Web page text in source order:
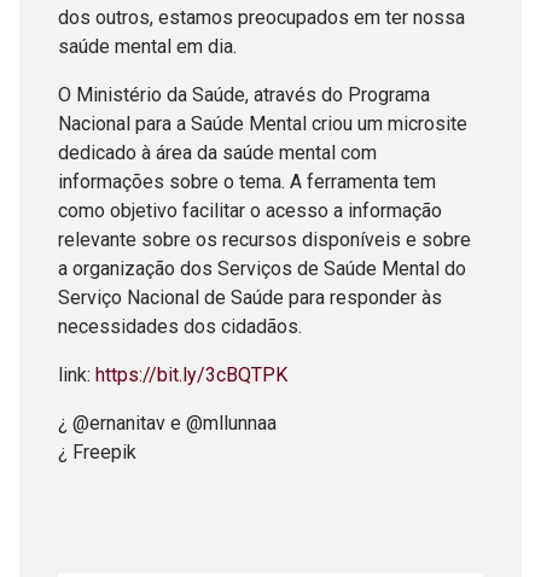
dos outros, estamos preocupados em ter nossa
saúde mental em dia.
O Ministério da Saúde, através do Programa
Nacional para a Saúde Mental criou um microsite
dedicado à área da saúde mental com
informações sobre o tema. A ferramenta tem
como objetivo facilitar o acesso a informação
relevante sobre os recursos disponíveis e sobre
a organização dos Serviços de Saúde Mental do
Serviço Nacional de Saúde para responder às
necessidades dos cidadãos.
link: https://bit.ly/3cBQTPK
¿ @ernanitav e @mllunnaa
¿ Freepik